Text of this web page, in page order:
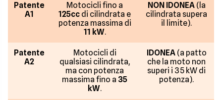
Patente
A1
Motocicli fino a
125cc di cilindrata e
potenza massima di
11 kW.
NON IDONEA(la
cilindrata supera
il limite).
Patente
A2
Motocicli di
qualsiasi cilindrata,
ma con potenza
massima fino a 35
kW.
IDONEA(a patto
che la moto non
superi i 35 kW di
potenza).